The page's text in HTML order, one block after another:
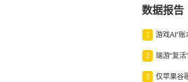
数据报告
1
2
3